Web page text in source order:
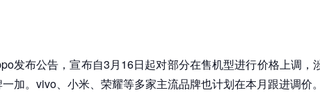
发布公告，宣布自3月16日起对部分在售机型进行价格上调，
加。vivo、小米、荣耀等多家主流品牌也计划在本月跟进调价。